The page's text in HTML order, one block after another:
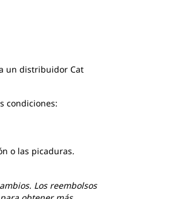
un distribuidor Cat
condiciones:
o las picaduras.
Los reembolsos